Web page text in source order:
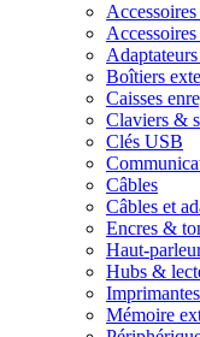
Boîtiers
Caisses
Claviers &
Clés USB
Câbles
Câbles et
Encres &
Haut-
Hubs &
Mémoire